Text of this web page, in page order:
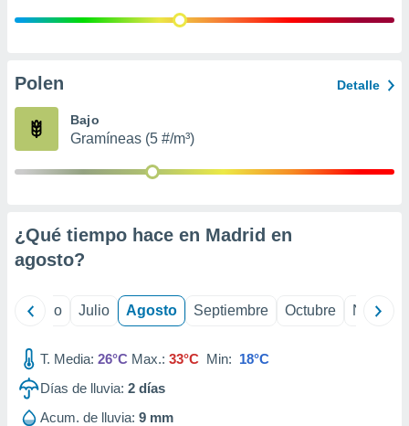
e
publicidad
Polen Detalle
Bajo
Gramíneas (5 #/m³)
¿Qué tiempo hace en Madrid en
agosto?
Junio Julio Agosto Septiembre Octubre
T. Media: 26°C Max.: 33°C Min: 18°C
Días de lluvia: 2 días
Acum. de lluvia: 9 mm